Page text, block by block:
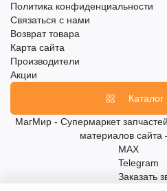
Политика конфиденциальности
Связаться с нами
Возврат товара
Карта сайта
Производители
Акции
Каталог
МагМир - Супермаркет
материалов
MAX
Telegram
Заказать